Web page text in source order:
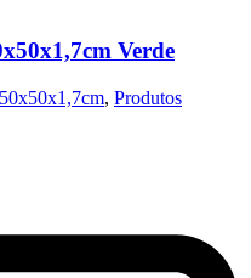
Verde
, Produtos